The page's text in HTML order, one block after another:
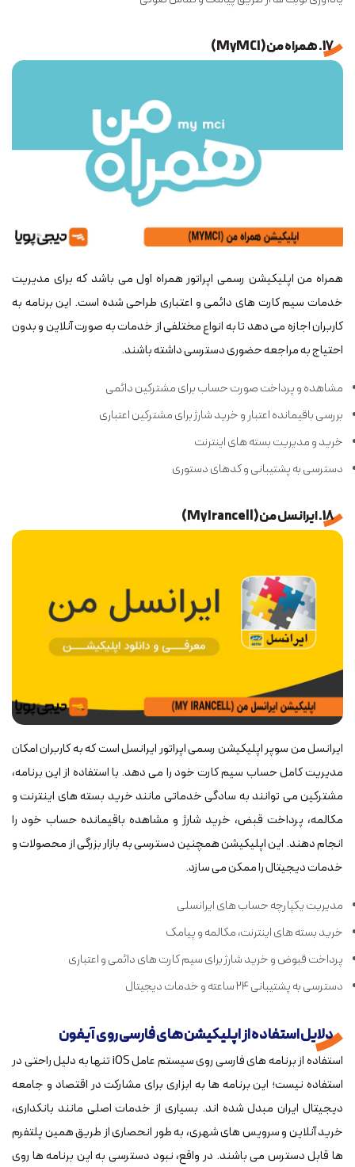
17. همراه من (MyMCI)
همراه من اپلیکیشن رسمی اپراتور همراه اول می باشد که برای مدیریت
خدمات سیم کارت های دائمی و اعتباری طراحی شده است. این برنامه به
کاربران اجازه می دهد تا به انواع مختلفی از خدمات به صورت آنلاین و بدون
احتیاج به مراجعه حضوری دسترسی داشته باشند.
مشاهده و پرداخت صورت حساب برای مشترکین دائمی
بررسی باقیمانده اعتبار و خرید شارژ برای مشترکین اعتباری
خرید و مدیریت بسته های اینترنت
دسترسی به پشتیبانی و کدهای دستوری
18. ایرانسل من (My Irancell)
ایرانسل من سوپر اپلیکیشن رسمی اپراتور ایرانسل است که به کاربران امکان
مدیریت کامل حساب سیم کارت خود را می دهد. با استفاده از این برنامه،
مشترکین می توانند به سادگی خدماتی مانند خرید بسته های اینترنت و
مکالمه، پرداخت قبض، خرید شارژ و مشاهده باقیمانده حساب خود را
انجام دهند. این اپلیکیشن همچنین دسترسی به بازار بزرگی از محصولات و
خدمات دیجیتال را ممکن می سازد.
مدیریت یکپارچه حساب های ایرانسلی
خرید بسته های اینترنت، مکالمه و پیامک
پرداخت قبوض و خرید شارژ برای سیم کارت های دائمی و اعتباری
دسترسی به پشتیبانی ۲۴ ساعته و خدمات دیجیتال
دلایل استفاده از اپلیکیشن های فارسی روی آیفون
استفاده از برنامه های فارسی روی سیستم عامل iOS تنها به دلیل راحتی در
استفاده نیست؛ این برنامه ها به ابزاری برای مشارکت در اقتصاد و جامعه
دیجیتال ایران مبدل شده اند. بسیاری از خدمات اصلی مانند بانکداری،
خرید آنلاین و سرویس های شهری، به طور انحصاری از طریق همین پلتفرم
ها قابل دسترس می باشند. در واقع، نبود دسترسی به این برنامه ها روی